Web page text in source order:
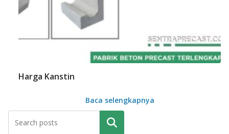
Harga Kanstin
Baca selengkapnya
Pencarian